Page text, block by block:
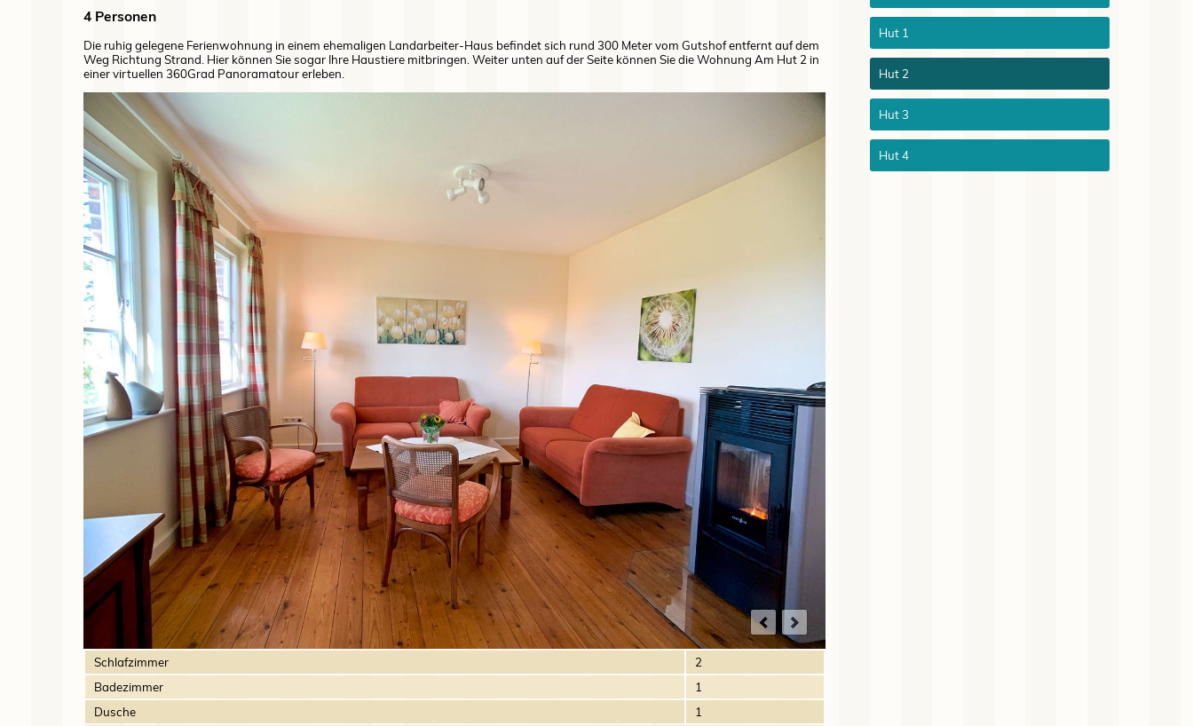
4 Personen
Die ruhig gelegene Ferienwohnung in einem ehemaligen Landarbeiter-Haus befindet sich rund 300 Meter vom Gutshof entfernt auf dem
Weg Richtung Strand. Hier können Sie sogar Ihre Haustiere mitbringen. Weiter unten auf der Seite können Sie die Wohnung Am Hut 2 in
einer virtuellen 360Grad Panoramatour erleben.
Schlafzimmer
2
Badezimmer
1
Dusche
1
Hut 1
Hut 2
Hut 3
Hut 4